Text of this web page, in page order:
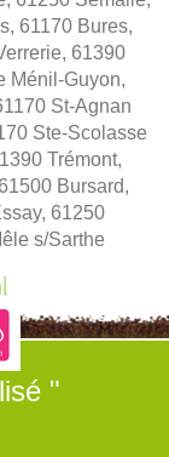
61170 Bures,
61390
Ménil-Guyon,
St-Agnan
Ste-Scolasse
Trémont,
Bursard,
61250
s/Sarthe
"